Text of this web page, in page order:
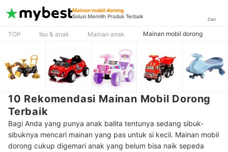
Mainan mobil dorong
Solusi Memilih Produk Terbaik
Cari
TOP Ibu & anak Mainan anak Mainan mobil dorong
10 Rekomendasi Mainan Mobil Dorong
Terbaik
Bagi Anda yang punya anak balita tentunya sedang sibuk-
sibuknya mencari mainan yang pas untuk si kecil. Mainan mobil
dorong cukup digemari anak yang belum bisa naik sepeda